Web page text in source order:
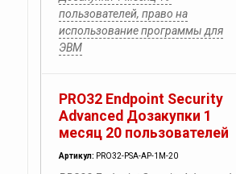
пользователей, право на
использование программы для
ЭВМ
PRO32 Endpoint Security
Advanced Дозакупки 1
месяц 20 пользователей
Артикул: PRO32-PSA-AP-1M-20